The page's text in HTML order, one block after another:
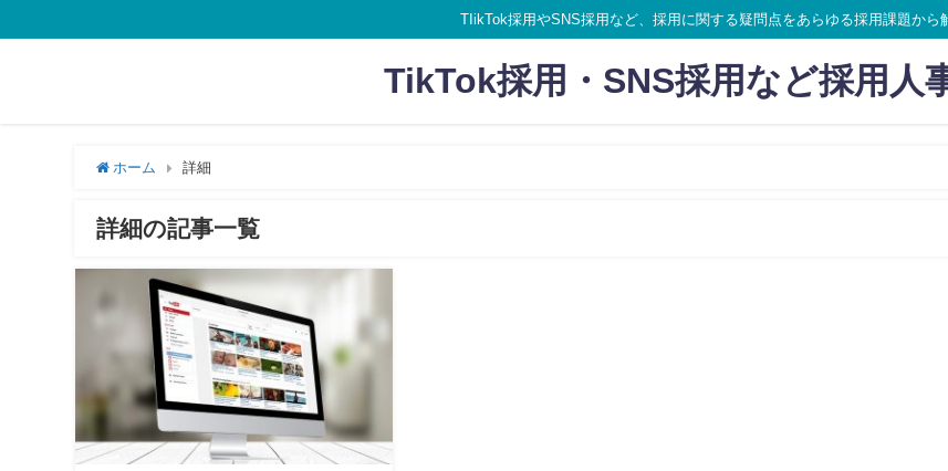
TIikTok採用やSNS採用など、採用に関する疑問点をあらゆる採用課題から
TikTok採用・SNS採用など採用人
ホーム 詳細
詳細の記事一覧